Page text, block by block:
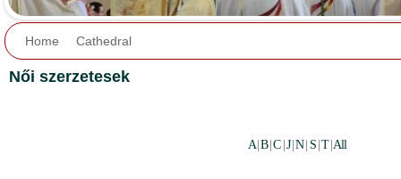
Home Cathedral
Női szerzetesek
A| B |C J |N S |T |All